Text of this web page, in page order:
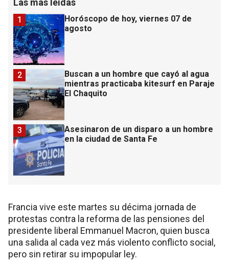
Las más leídas
Horóscopo de hoy, viernes 07 de
agosto
1
Buscan a un hombre que cayó al agua
mientras practicaba kitesurf en Paraje
El Chaquito
2
Asesinaron de un disparo a un hombre
en la ciudad de Santa Fe
3
Francia vive este martes su décima jornada de
protestas contra la reforma de las pensiones del
presidente liberal Emmanuel Macron, quien busca
una salida al cada vez más violento conflicto social,
pero sin retirar su impopular ley.